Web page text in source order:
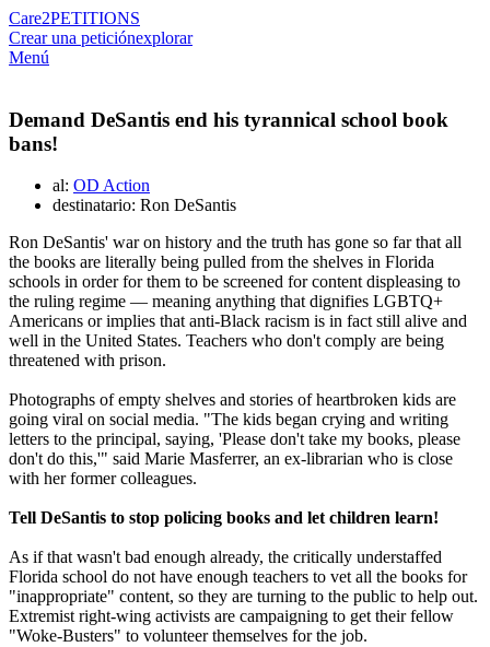
Care2PETITIONS
Crear una peticiónexplorar
Menú
Demand DeSantis end his tyrannical school book
bans!
al: OD Action
destinatario: Ron DeSantis
Ron DeSantis' war on history and the truth has gone so far that all
the books are literally being pulled from the shelves in Florida
schools in order for them to be screened for content displeasing to
the ruling regime — meaning anything that dignifies LGBTQ+
Americans or implies that anti-Black racism is in fact still alive and
well in the United States. Teachers who don't comply are being
threatened with prison.
Photographs of empty shelves and stories of heartbroken kids are
going viral on social media. "The kids began crying and writing
letters to the principal, saying, 'Please don't take my books, please
don't do this,'" said Marie Masferrer, an ex-librarian who is close
with her former colleagues.
Tell DeSantis to stop policing books and let children learn!
As if that wasn't bad enough already, the critically understaffed
Florida school do not have enough teachers to vet all the books for
"inappropriate" content, so they are turning to the public to help out.
Extremist right-wing activists are campaigning to get their fellow
"Woke-Busters" to volunteer themselves for the job.